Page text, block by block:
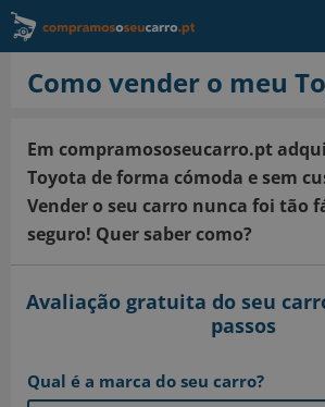
Como vender o meu
Em compramososeucarro.pt
Toyota de forma cómoda e sem
Vender o seu carro nunca foi tão
seguro! Quer saber como?
Avaliação gratuita do seu
passos
Qual é a marca do seu carro?